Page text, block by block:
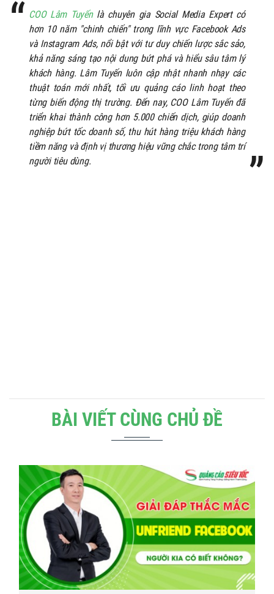
COO Lâm Tuyếnlà chuyên gia Social Media Expert có
hơn 10 năm "chinh chiến" trong lĩnh vực Facebook Ads
và Instagram Ads, nổi bật với tư duy chiến lược sắc sảo,
khả năng sáng tạo nội dung bứt phá và hiểu sâu tâm lý
khách hàng. Lâm Tuyến luôn cập nhật nhanh nhạy các
thuật toán mới nhất, tối ưu quảng cáo linh hoạt theo
từng biến động thị trường. Đến nay, COO Lâm Tuyến đã
triển khai thành công hơn 5.000 chiến dịch, giúp doanh
nghiệp bứt tốc doanh số, thu hút hàng triệu khách hàng
tiềm năng và định vị thương hiệu vững chắc trong tâm trí
người tiêu dùng.
BÀI VIẾT CÙNG CHỦ ĐỀ